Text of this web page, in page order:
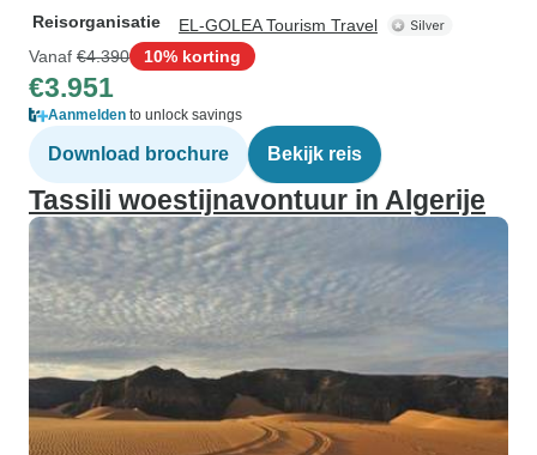
Reisorganisatie
EL-GOLEA Tourism Travel
Vanaf €4.390 10% korting
€3.951
Aanmelden to unlock savings
Download brochure Bekijk reis
Tassili woestijnavontuur in Algerije